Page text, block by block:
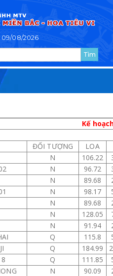
09/08/2026
Kế
ĐỐI TƯỢNG
LOA
N 106.22
N 96.72
N 89.68
N 98.17
N 89.68
N 128.05
N 91.94
Q 115.8
Q 184.99
Q 111.85
N 90.09